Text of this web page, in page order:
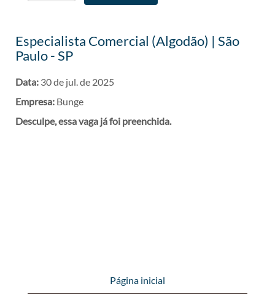
Especialista Comercial (Algodão) | São
Paulo - SP
Data: 30 de jul. de 2025
Empresa: Bunge
Desculpe, essa vaga já foi preenchida.
Página inicial